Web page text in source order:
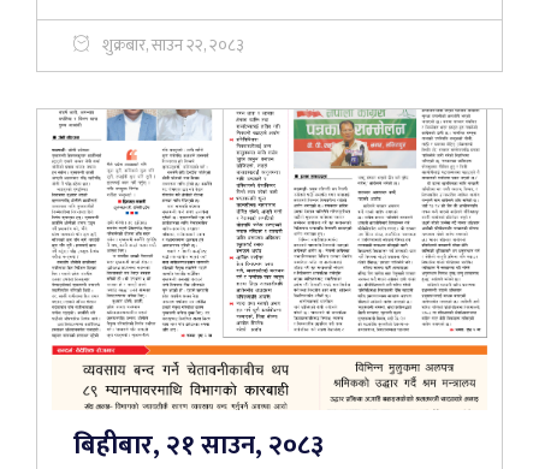
शुक्रबार, साउन २२, २०८३
बिहीबार, २१ साउन, २०८३